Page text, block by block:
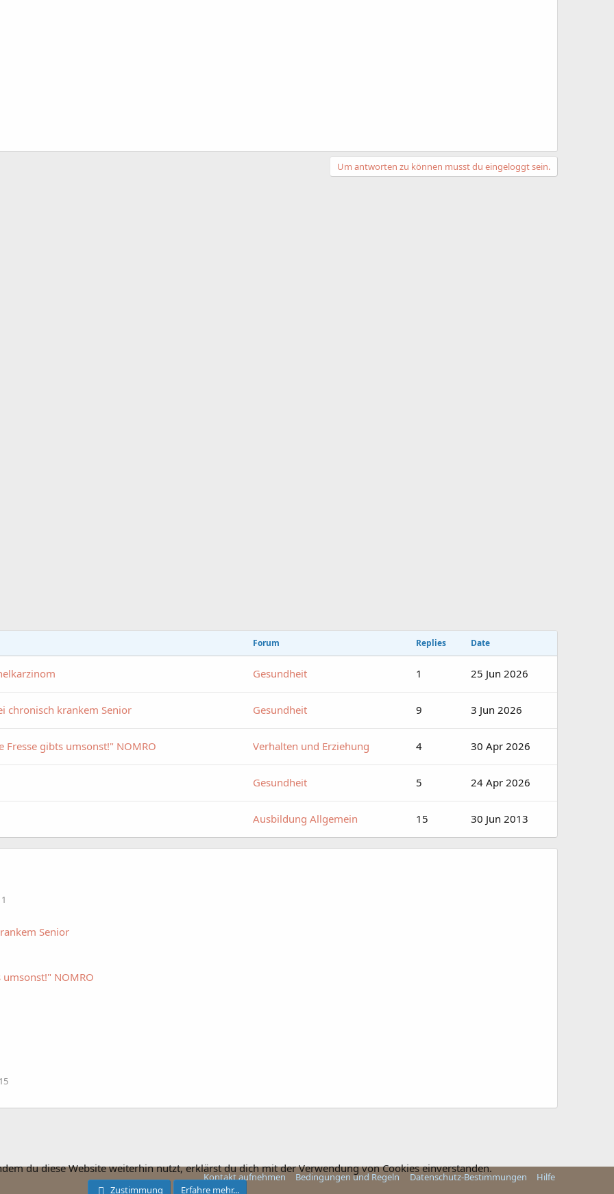
Um antworten zu können musst du eingeloggt sein.
Forum Replies Date
Gesundheit 1 25 Jun 2026
chronisch krankem Senior Gesundheit 9 3 Jun 2026
gibts umsonst!" NOMRO Verhalten und Erziehung 4 30 Apr 2026
Gesundheit 5 24 Apr 2026
Ausbildung Allgemein 15 30 Jun 2013
Senior
NOMRO
Kontakt aufnehmen Bedingungen und Regeln Datenschutz-Bestimmungen Hilfe
du diese Website weiterhin nutzt, erklärst du dich mit der Verwendung von Cookies einverstanden.
Zustimmung Erfahre mehr...